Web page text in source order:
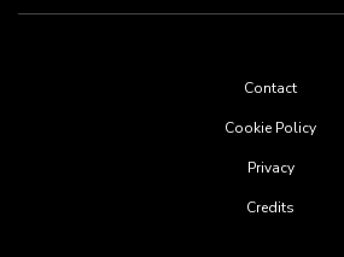
Contact
Cookie Policy
Privacy
Credits